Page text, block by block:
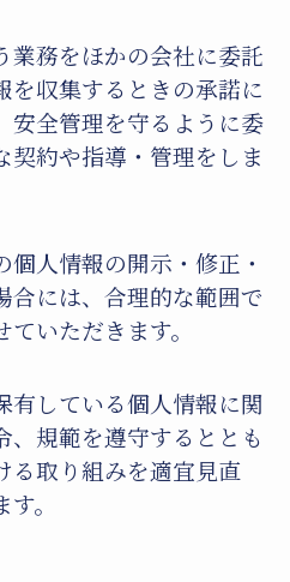
業務をほかの会社に委託
を収集するときの承諾に
安全管理を守るように委
契約や指導・管理をしま
人情報の開示・修正・
合には、合理的な範囲で
いただきます。
有している個人情報に関
、規範を遵守するととも
る取り組みを適宜見直
。